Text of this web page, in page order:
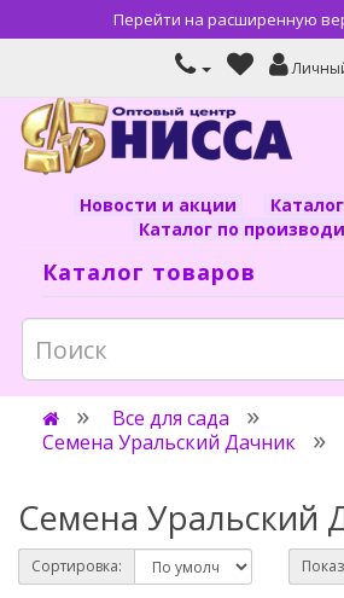
Перейти на расширенную
Новости и акции
Каталог по
Каталог товаров
Все для сада
Семена Уральский Дачник
Семена Уральский
Сортировка: